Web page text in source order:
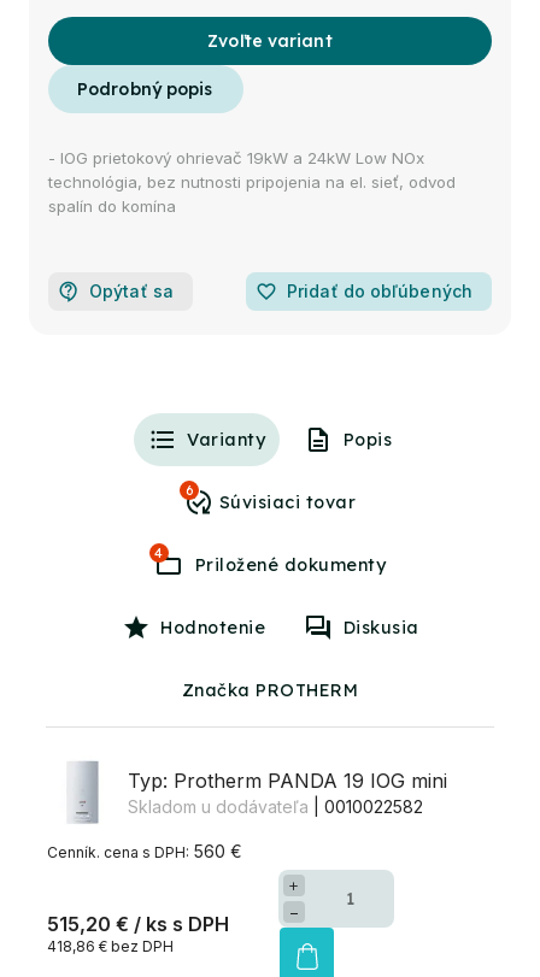
Zvoľte variant
- IOG prietokový ohrievač 19kW a 24kW Low NOx
technológia, bez nutnosti pripojenia na el. sieť, odvod
spalín do komína
Opýtať sa favorite_border Pridať do obľúbených
Varianty Popis
6
4
Hodnotenie Diskusia
Značka PROTHERM
Typ: Protherm PANDA 19 IOG mini
Skladom u dodávateľa | 0010022582
560 €
515,20 € / ks
418,86 € bez DPH
+
−